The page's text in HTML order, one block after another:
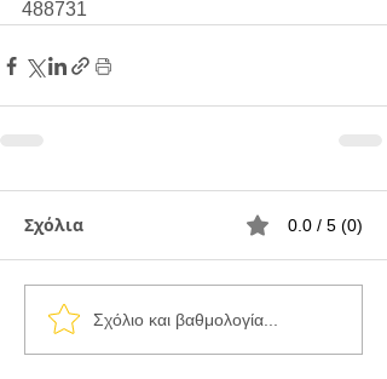
488731
Σχόλια 0.0 / 5 (0)
Σχόλιο και βαθμολογία...